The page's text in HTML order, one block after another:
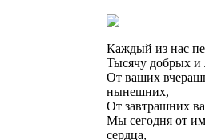
Каждый из нас
Тысячу добрых и
От ваших
нынешних,
От завтрашних
Мы сегодня от
сердца,